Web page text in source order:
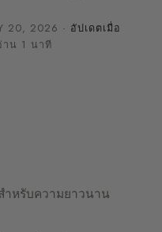
20, 2026 · อัปเดตเมื่อ
น 1 นาที
หรับความยาวนาน